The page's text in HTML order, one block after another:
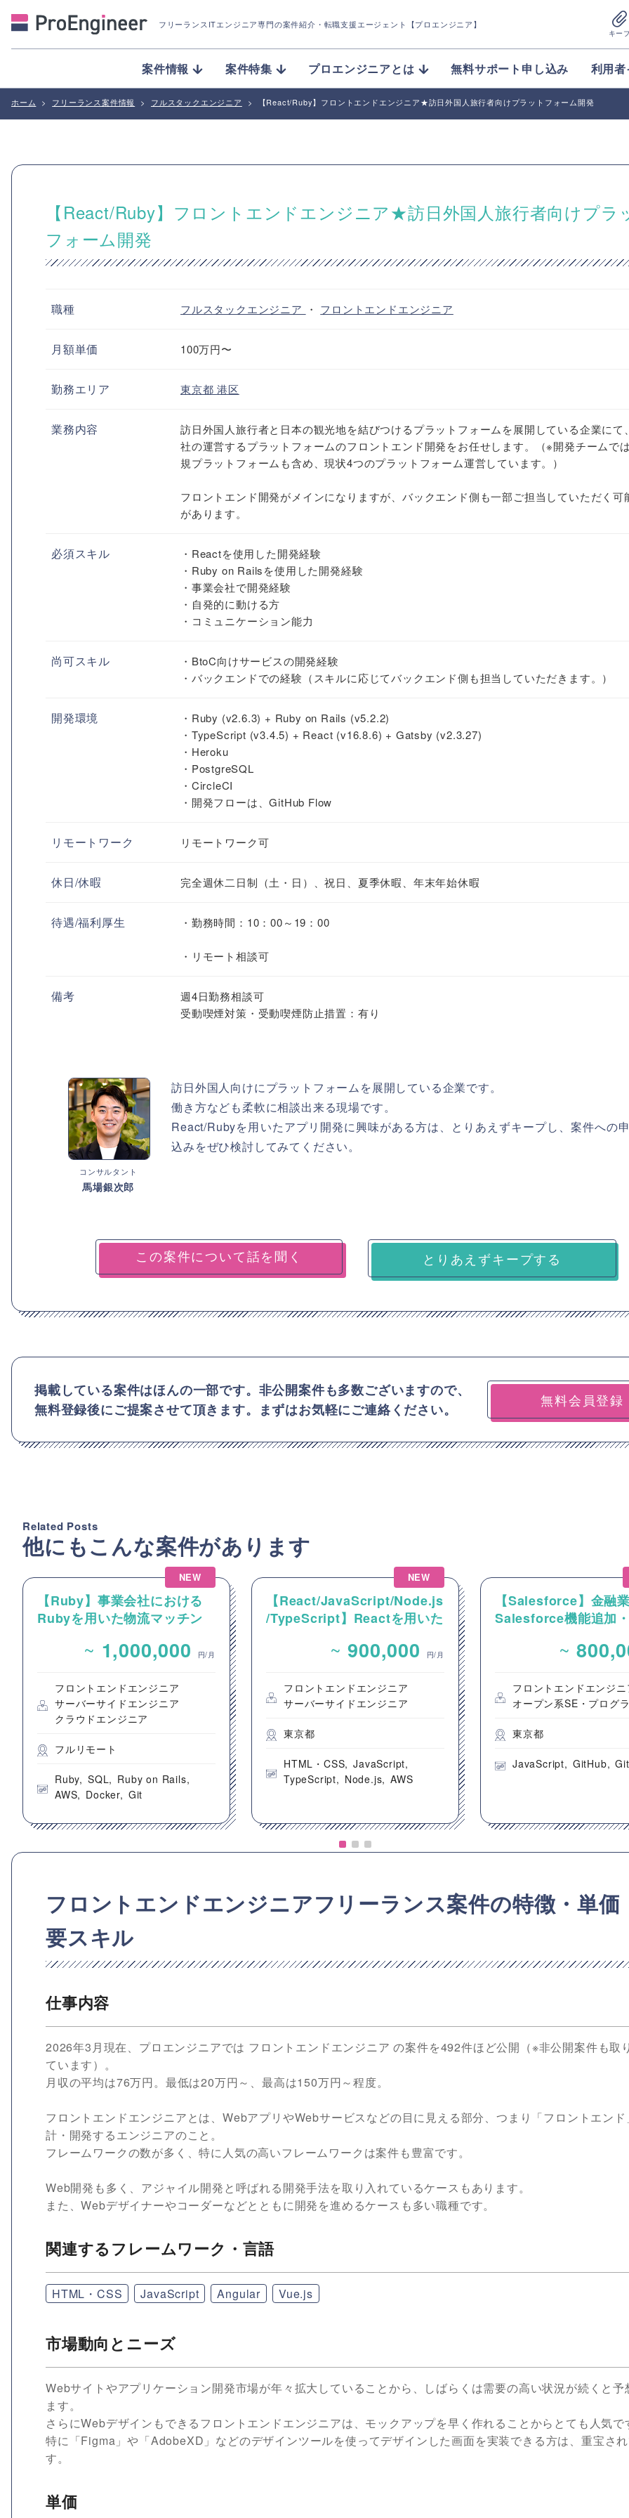
フリーランスITエンジニア専門の案件紹介 ・転職支援エージェント【プロエンジニア】
キー
案件情報 案件特集 プロエンジニアとは 無料サポート申し込み 利用
ホーム > フリーランス案件情報 > フルスタックエンジニア > 【React/Ruby】フロントエンドエンジニア★訪日外国人旅行者向けプラットフォーム開発
【React/Ruby】フロントエンドエンジニア★訪日外国人旅行者向けプラ
フォーム開発
職種 フルスタックエンジニア ・ フロントエンドエンジニア
月額単価 100万円〜
勤務エリア 東京都港区
業務内容
訪日外国人旅行者と日本の観光地を結びつけるプラットフォームを展開している企業にて
社の運営するプラットフォームのフロントエンド開発をお任せします。（※開発チームで
規プラットフォームも含め、現状4つのプラットフォーム運営しています。）
フロントエンド開発がメインになりますが、バックエンド側も一部ご担当していただく可
があります。
必須スキル
・Reactを使用した開発経験
・Ruby on Railsを使用した開発経験
・事業会社で開発経験
・自発的に動ける方
・コミュニケーション能力
尚可スキル
・BtoC向けサービスの開発経験
・バックエンドでの経験（スキルに応じてバックエンド側も担当していただきます。）
開発環境
・Ruby (v2.6.3) + Ruby on Rails (v5.2.2)
・TypeScript (v3.4.5) + React (v16.8.6) + Gatsby (v2.3.27)
・Heroku
・PostgreSQL
・CircleCI
・開発フローは、GitHub Flow
リモートワーク リモートワーク可
休日/休暇 完全週休二日制（土・日）、祝日、夏季休暇、年末年始休暇
待遇/福利厚生 ・勤務時間：10：00～19：00
・リモート相談可
備考
週4日勤務相談可
受動喫煙対策・受動喫煙防止措置：有り
コンサルタント
馬場銀次郎
訪日外国人向けにプラットフォームを展開している企業です。
働き方なども柔軟に相談出来る現場です。
React/Rubyを用いたアプリ開発に興味がある方は、とりあえずキープし、案件への
込みをぜひ検討してみてください。
とりあえずキープする
掲載している案件はほんの一部です。非公開案件も多数ございますので、
無料登録後にご提案させて頂きます。まずはお気軽にご連絡ください。
無料会員登録
Related Posts
他にもこんな案件があります
NEW
【Ruby】事業会社における
Rubyを用いた物流マッチン
エンドエンジニア募集
~ 1,000,000 円/月
フロントエンドエンジニア
サーバーサイドエンジニア
クラウドエンジニア
フルリモート
Ruby SQL
Ruby on Rails
AWS
Docker Git
NEW
【React/JavaScript/Node.js
/TypeScript】Reactを用いた
のフロントエンド開発案件
~ 900,000 円/月
フロントエンドエンジニア
サーバーサイドエンジニア
東京都
HTML・CSS
JavaScript
TypeScript
Node.js AWS
【Salesforce】金融
Salesforce機能追加
~
フロントエンドエンジ
オープン系SE・プログ
東京都
JavaScript GitHub Git
フロントエンドエンジニアフリーランス案件の特徴・単価
要スキル
仕事内容
2026年3月現在、プロエンジニアでは フロントエンドエンジニア の案件を492件ほど公開（※非公開案件も取
ています）。
月収の平均は76万円。最低は20万円～、最高は150万円～程度。
フロントエンドエンジニアとは、WebアプリやWebサービスなどの目に見える部分、つまり「フロントエン
計・開発するエンジニアのこと。
フレームワークの数が多く、特に人気の高いフレームワークは案件も豊富です。
Web開発も多く、アジャイル開発と呼ばれる開発手法を取り入れているケースもあります。
また、Webデザイナーやコーダーなどとともに開発を進めるケースも多い職種です。
関連するフレームワーク・言語
HTML・CSS JavaScript Angular Vue.js
市場動向とニーズ
Webサイトやアプリケーション開発市場が年々拡大していることから、しばらくは需要の高い状況が続くと予
ます。
さらにWebデザインもできるフロントエンドエンジニアは、モックアップを早く作れることからとても人気で
特に「Figma」や「AdobeXD」などのデザインツールを使ってデザインした画面を実装できる方は、重宝さ
す。
単価